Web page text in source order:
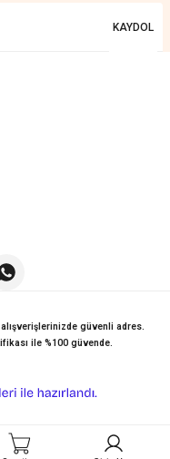
KAYDOL
güvenli adres.
ile %100 güvende.
e-